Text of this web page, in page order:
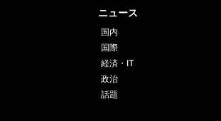
ニュース
国内
国際
経済・IT
政治
話題